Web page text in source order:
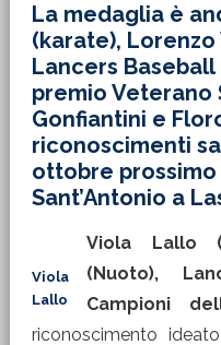
La medaglia è
(karate),
Lancers Baseball
premio Veterano
Gonfiantini e
riconoscimenti
ottobre
Sant’Antonio a
Viola
Lallo
Viola Lallo
(Nuoto),
Campioni
riconoscimento